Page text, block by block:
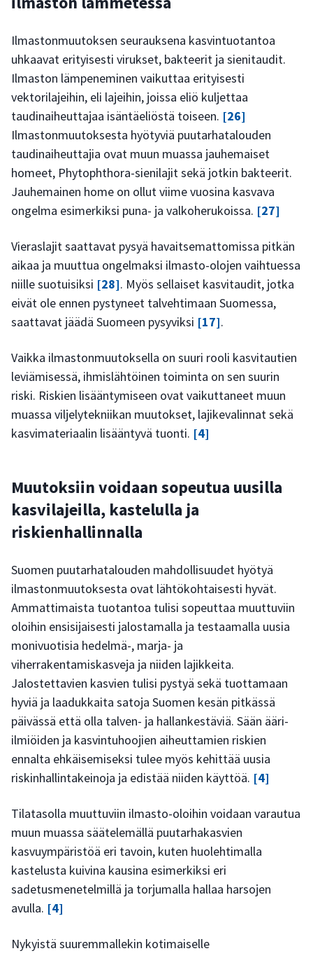
Ilmastonmuutoksen seurauksena kasvintuotantoa
uhkaavat erityisesti virukset, bakteerit ja sienitaudit.
Ilmaston lämpeneminen vaikuttaa erityisesti
vektorilajeihin, eli lajeihin, joissa eliö kuljettaa
taudinaiheuttajaa isäntäeliöstä toiseen. [26]
Ilmastonmuutoksesta hyötyviä puutarhatalouden
taudinaiheuttajia ovat muun muassa jauhemaiset
homeet, Phytophthora-sienilajit sekä jotkin bakteerit.
Jauhemainen home on ollut viime vuosina kasvava
ongelma esimerkiksi puna- ja valkoherukoissa. [27]
Vieraslajit saattavat pysyä havaitsemattomissa pitkän
aikaa ja muuttua ongelmaksi ilmasto-olojen vaihtuessa
niille suotuisiksi [28]. Myös sellaiset kasvitaudit, jotka
eivät ole ennen pystyneet talvehtimaan Suomessa,
saattavat jäädä Suomeen pysyviksi [17].
Vaikka ilmastonmuutoksella on suuri rooli kasvitautien
leviämisessä, ihmislähtöinen toiminta on sen suurin
riski. Riskien lisääntymiseen ovat vaikuttaneet muun
muassa viljelytekniikan muutokset, lajikevalinnat sekä
kasvimateriaalin lisääntyvä tuonti. [4]
Muutoksiin voidaan sopeutua uusilla
kasvilajeilla, kastelulla ja
riskienhallinnalla
Suomen puutarhatalouden mahdollisuudet hyötyä
ilmastonmuutoksesta ovat lähtökohtaisesti hyvät.
Ammattimaista tuotantoa tulisi sopeuttaa muuttuviin
oloihin ensisijaisesti jalostamalla ja testaamalla uusia
monivuotisia hedelmä-, marja- ja
viherrakentamiskasveja ja niiden lajikkeita.
Jalostettavien kasvien tulisi pystyä sekä tuottamaan
hyviä ja laadukkaita satoja Suomen kesän pitkässä
päivässä että olla talven- ja hallankestäviä. Sään ääri-
ilmiöiden ja kasvintuhoojien aiheuttamien riskien
ennalta ehkäisemiseksi tulee myös kehittää uusia
riskinhallintakeinoja ja edistää niiden käyttöä. [4]
Tilatasolla muuttuviin ilmasto-oloihin voidaan varautua
muun muassa säätelemällä puutarhakasvien
kasvuympäristöä eri tavoin, kuten huolehtimalla
kastelusta kuivina kausina esimerkiksi eri
sadetusmenetelmillä ja torjumalla hallaa harsojen
avulla. [4]
Nykyistä suuremmallekin kotimaiselle